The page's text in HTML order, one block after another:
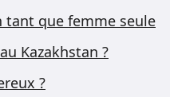
tant que femme seule
Kazakhstan ?
?